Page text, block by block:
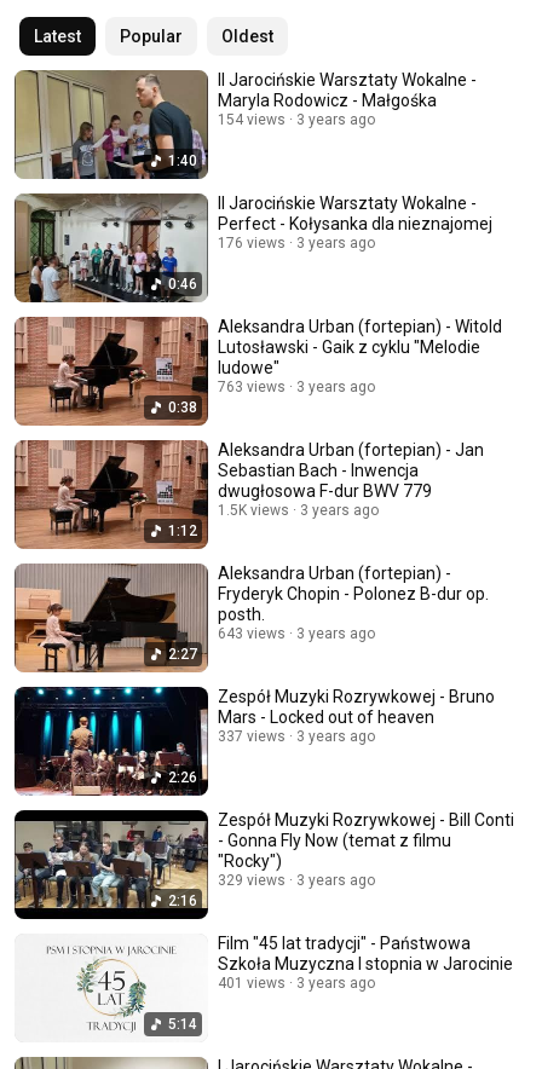
Latest Popular Oldest
1:40
II Jarocińskie Warsztaty Wokalne -
Maryla Rodowicz - Małgośka
154 views 3 years ago
0:46
II Jarocińskie Warsztaty Wokalne -
Perfect - Kołysanka dla nieznajomej
176 views 3 years ago
0:38
Aleksandra Urban (fortepian) - Witold
Lutosławski - Gaik z cyklu "Melodie
ludowe"
763 views 3 years ago
1:12
Aleksandra Urban (fortepian) - Jan
Sebastian Bach - Inwencja
dwugłosowa F-dur BWV 779
1.5K views 3 years ago
2:27
Aleksandra Urban (fortepian) -
Fryderyk Chopin - Polonez B-dur op.
posth.
643 views 3 years ago
2:26
Zespół Muzyki Rozrywkowej - Bruno
Mars - Locked out of heaven
337 views 3 years ago
2:16
Zespół Muzyki Rozrywkowej - Bill Conti
- Gonna Fly Now (temat z filmu
"Rocky")
329 views 3 years ago
5:14
Film "45 lat tradycji" - Państwowa
Szkoła Muzyczna I stopnia w Jarocinie
401 views 3 years ago